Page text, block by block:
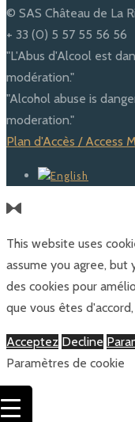
© SAS Château de La
+ 33 (0) 5 57 55 56 56
"L'Abus d'Alcool est
modération."
"Alcohol abuse is
moderation."
Plan d'Accès / Access
This website uses
assume you agree, but
des cookies pour
que vous êtes
Acceptez Decline
Paramètres de cookie